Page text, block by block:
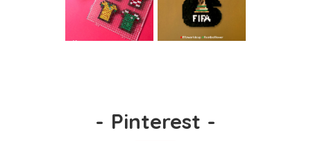
- Pinterest -